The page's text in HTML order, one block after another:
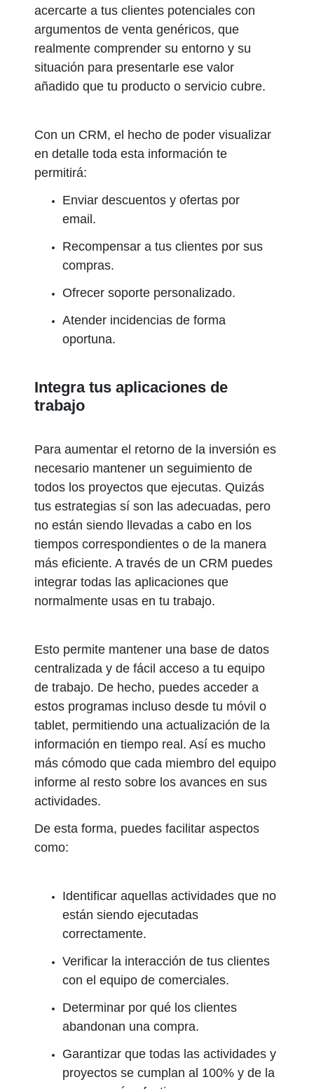
acercarte a tus clientes potenciales con
argumentos de venta genéricos, que
realmente comprender su entorno y su
situación para presentarle ese valor
añadido que tu producto o servicio cubre.
Con un CRM, el hecho de poder visualizar
en detalle toda esta información te
permitirá:
Enviar descuentos y ofertas por
email.
Recompensar a tus clientes por sus
compras.
Ofrecer soporte personalizado.
Atender incidencias de forma
oportuna.
Integra tus aplicaciones de
trabajo
Para aumentar el retorno de la inversión es
necesario mantener un seguimiento de
todos los proyectos que ejecutas. Quizás
tus estrategias sí son las adecuadas, pero
no están siendo llevadas a cabo en los
tiempos correspondientes o de la manera
más eficiente. A través de un CRM puedes
integrar todas las aplicaciones que
normalmente usas en tu trabajo.
Esto permite mantener una base de datos
centralizada y de fácil acceso a tu equipo
de trabajo. De hecho, puedes acceder a
estos programas incluso desde tu móvil o
tablet, permitiendo una actualización de la
información en tiempo real. Así es mucho
más cómodo que cada miembro del equipo
informe al resto sobre los avances en sus
actividades.
De esta forma, puedes facilitar aspectos
como:
Identificar aquellas actividades que no
están siendo ejecutadas
correctamente.
Verificar la interacción de tus clientes
con el equipo de comerciales.
Determinar por qué los clientes
abandonan una compra.
Garantizar que todas las actividades y
proyectos se cumplan al 100% y de la